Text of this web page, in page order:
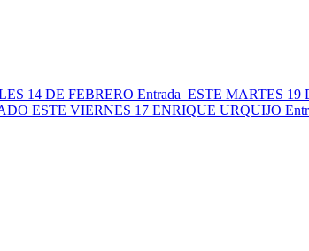
14 DE FEBRERO Entrada ESTE MARTES
ESTE VIERNES 17 ENRIQUE URQUIJO